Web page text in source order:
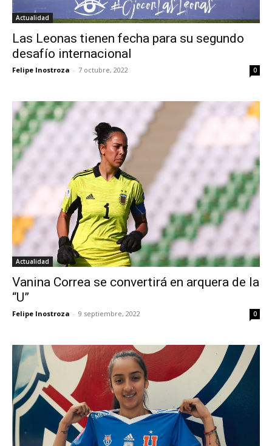
Actualidad
Las Leonas tienen fecha para su segundo
desafío internacional
Felipe Inostroza - 7 octubre, 2022 0
Actualidad
Vanina Correa se convertirá en arquera de la
“U”
Felipe Inostroza - 9 septiembre, 2022 0